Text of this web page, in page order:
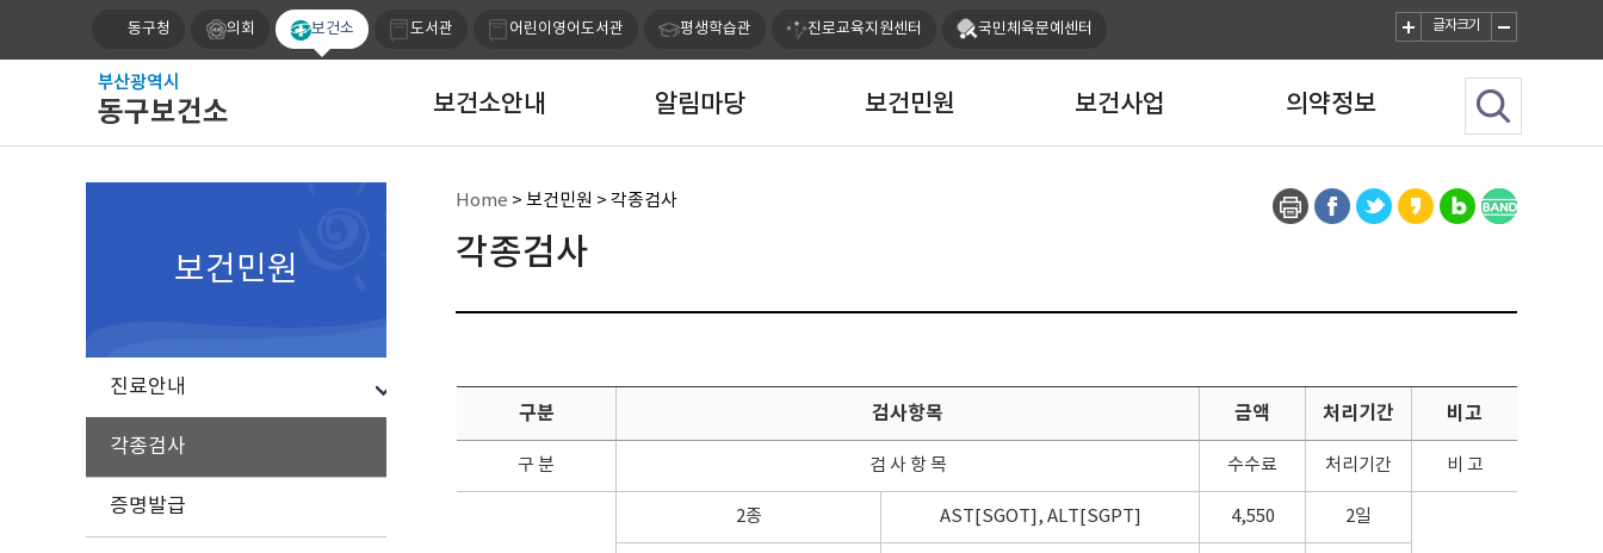
동구청 의회 보건소 도서관 어린이영어도서관 평생학습관 진로교육지원센터 국민체육문예센터 글자크기
보건소안내 알림마당 보건민원 보건사업 의약정보
보건민원
진료안내
각종검사
증명발급
Home > 보건민원 > 각종검사
각종검사
구분 검사항목 금액 처리기간 비고
구 분 검 사 항 목 수수료 처리기간 비 고
2종 AST[SGOT], ALT[SGPT] 4,550 2일